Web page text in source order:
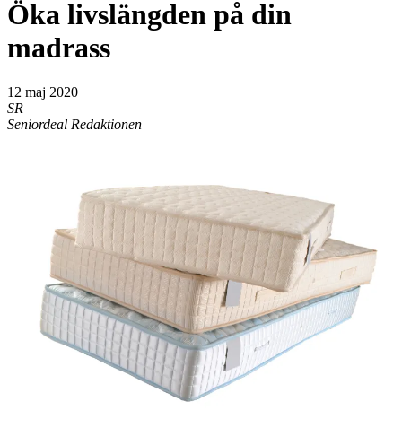
Öka livslängden på din
madrass
12 maj 2020
SR
Seniordeal Redaktionen